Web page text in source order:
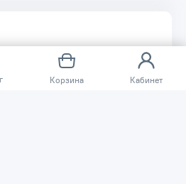
Корзина Кабинет
приобрели у нас.